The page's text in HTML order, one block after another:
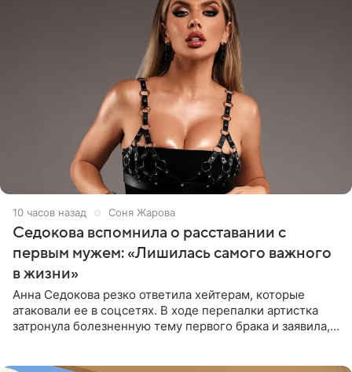
10 часов назад Соня Жарова
Седокова вспомнила о расставании с
первым мужем: «Лишилась самого важного
в жизни»
Анна Седокова резко ответила хейтерам, которые
атаковали ее в соцсетях. В ходе перепалки артистка
затронула болезненную тему первого брака и заявила,